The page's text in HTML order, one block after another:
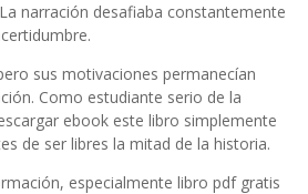
narración desafiaba constantemente
sus motivaciones permanecían
Como estudiante serio de la
ebook este libro simplemente
de ser libres la mitad de la historia.
especialmente libro pdf gratis